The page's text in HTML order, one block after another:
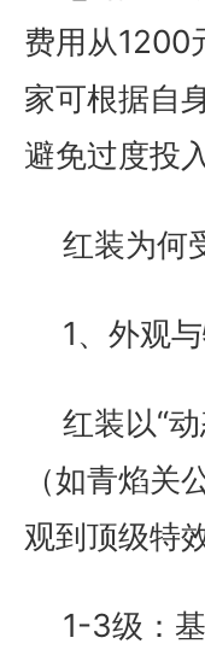
费用从1200
家可根据自
避免过度投入
红装为何
1、外观
红装以“
（如青焰
观到顶级特
1-3级：